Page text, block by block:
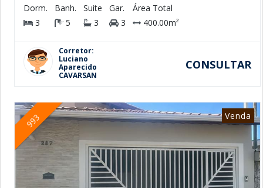
Dorm.
3
Banh.
5
Suite
3
Gar.
3
Área Total
400.00m²
Corretor:
Luciano
Aparecido
CAVARSAN
CONSULTAR
993 Venda